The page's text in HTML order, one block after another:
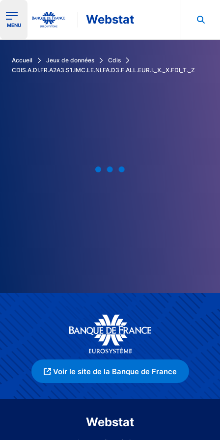
Ouvrir le menu de navigation
MENU Webstat
Accueil Jeux de données
Cdis
CDIS.A.DI.FR.A2A3.S1.IMC.LE.NI.FA.D3.F.ALL.EUR.I._X._X.FDI_T._Z
Voir le site de la Banque de France
Webstat